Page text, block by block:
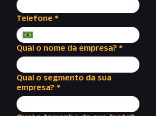
Telefone *
Qual o nome da empresa? *
Qual o segmento da sua
empresa? *